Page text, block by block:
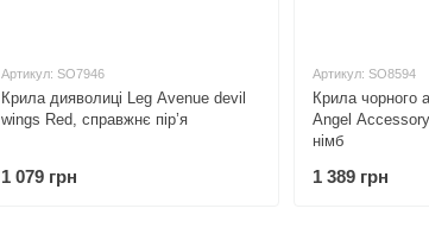
Артикул: SO7946
Крила дияволиці Leg Avenue devil
wings Red, справжнє пір’я
1 079 грн
Артикул: SO8594
Крила чорного
Angel
німб
1 389 грн